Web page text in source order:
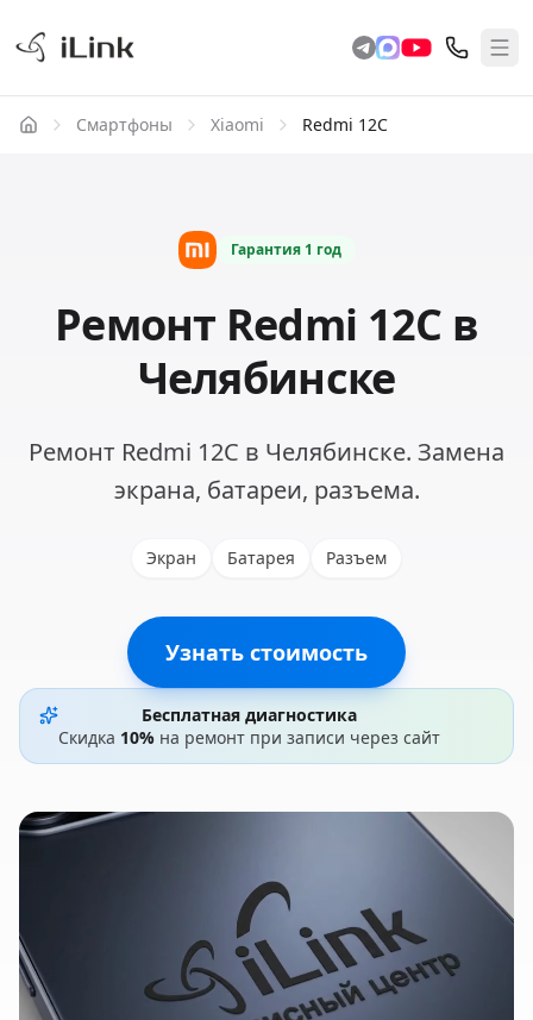
Смартфоны Xiaomi Redmi 12C
Гарантия 1 год
Ремонт Redmi 12C в
Челябинске
Ремонт Redmi 12C в Челябинске. Замена
экрана, батареи, разъема.
Экран Батарея Разъем
Узнать стоимость
Бесплатная диагностика
Скидка 10% на ремонт при записи через сайт